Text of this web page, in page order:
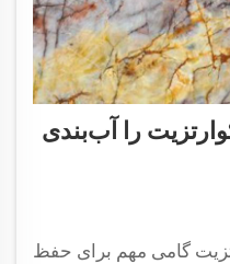
را آب‌بندی
گامی مهم برای حفظ